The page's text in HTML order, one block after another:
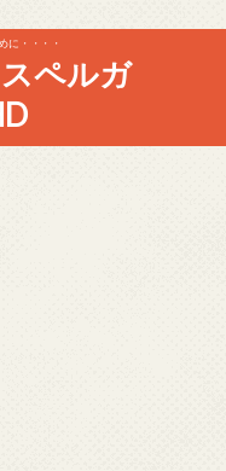
に・・・・
ペルガ